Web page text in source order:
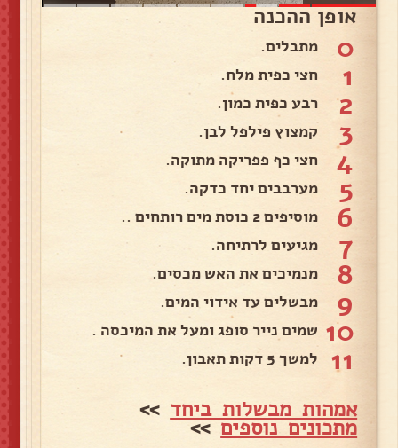
אופן ההכנה
0 מתבלים.
1 חצי כפית מלח.
2 רבע כפית כמון.
3 קמצוץ פילפל לבן.
4 חצי כף פפריקה מתוקה.
5 מערבבים יחד כדקה.
6 מוסיפים 2 כוסת מים רותחים ..
7 מגיעים לרתיחה.
8 מנמיכים את האש מכסים.
9 מבשלים עד אידוי המים.
10 שמים נייר סופג ומעל את המיכסה .
11 למשך 5 דקות תאבון.
אמהות מבשלות ביחד >>
מתכונים נוספים>>